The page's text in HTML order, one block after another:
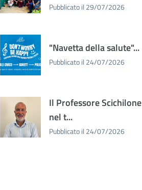
Pubblicato il 29/07/2026
"Navetta della salute"...
Pubblicato il 24/07/2026
Il Professore Scichilone
nel t...
Pubblicato il 24/07/2026